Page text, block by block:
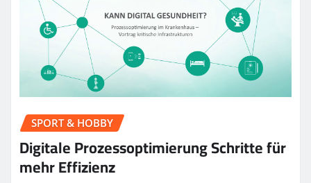
SPORT & HOBBY
Digitale Prozessoptimierung Schritte für
mehr Effizienz